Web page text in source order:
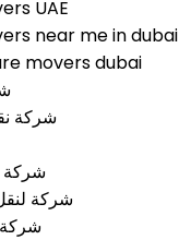
UAE
near me in dubai
movers dubai
شركة
شركة
شركة
شركة